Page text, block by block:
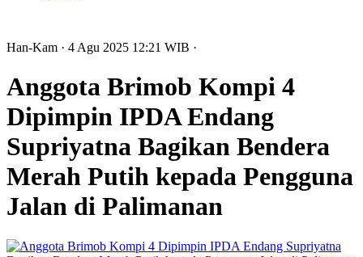
Han-Kam · 4 Agu 2025 12:21 WIB ·
Anggota Brimob Kompi 4
Dipimpin IPDA Endang
Supriyatna Bagikan Bendera
Merah Putih kepada Pengguna
Jalan di Palimanan